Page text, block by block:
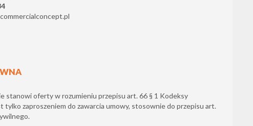
stanowi oferty w rozumieniu przepisu art. 66 § 1 Kodeksy
tylko zaproszeniem do zawarcia umowy, stosownie do przepisu art.